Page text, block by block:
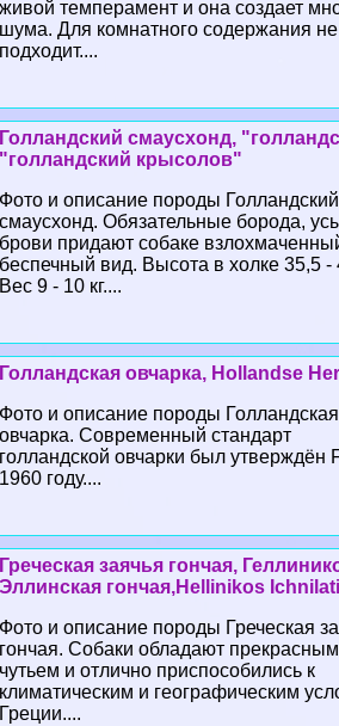
живой темперамент и она создает
шума. Для комнатного содержания не
подходит....
Голландский смаусхонд,
"голландский крысолов"
Фото и описание породы Голландский
смаусхонд. Обязательные борода,
брови придают собаке
беспечный вид. Высота в холке 35,5 -
Вес 9 - 10 кг....
Голландская овчарка, Hollandse
Фото и описание породы Голландская
овчарка. Современный стандарт
голландской овчарки был утверждён
1960 году....
Греческая заячья гончая,
Эллинская гончая,Hellinikos
Фото и описание породы Греческая
гончая. Собаки обладают прекрасным
чутьем и отлично приспособились к
климатическим и географическим
Греции....